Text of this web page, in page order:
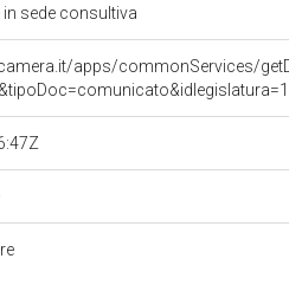
sede consultiva
apps/commonServices/